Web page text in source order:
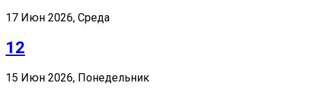
17 Июн 2026, Среда
12
15 Июн 2026, Понедельник